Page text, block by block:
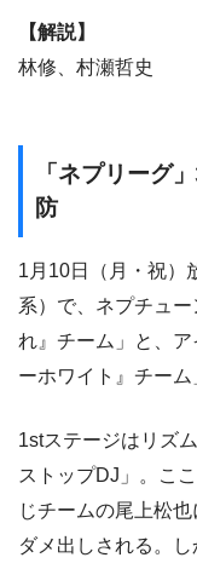
【解説】
林修、村瀬哲史
「ネプリーグ
防
1月10日（月・祝）
系）で、ネプチュ
れ』チーム」と、
ーホワイト』チーム
1stステージはリズ
ストップDJ」。こ
じチームの尾上松
ダメ出しされる。